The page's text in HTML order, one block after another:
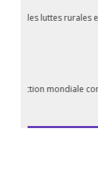
Les
Quels enjeux